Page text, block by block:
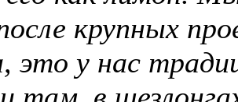
крупных
это у нас